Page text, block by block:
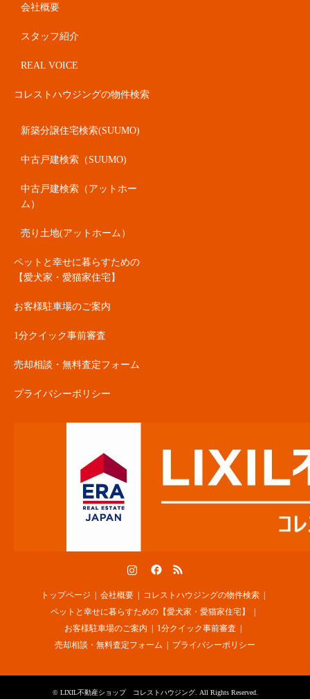
会社概要
スタッフ紹介
REAL VOICE
コレストハウジングの物件検索
新築分譲住宅検索(SUUMO)
中古戸建検索（SUUMO)
中古戸建検索（アットホー
ム）
売り土地(アットホーム）
ペットと幸せに暮らすための
【愛犬家・愛猫家住宅】
お客様駐車場のご案内
1分クイック事前審査
売却相談・無料査定フォーム
プライバシーポリシー
トップページ 会社概要
コレストハウジングの物件検索
ペットと幸せに暮らすための【愛犬家・愛猫家住宅】
お客様駐車場のご案内
1分クイック事前審査
売却相談・無料査定フォーム
プライバシーポリシー
© LIXIL不動産ショップ コレストハウジング. All Rights Reserved.